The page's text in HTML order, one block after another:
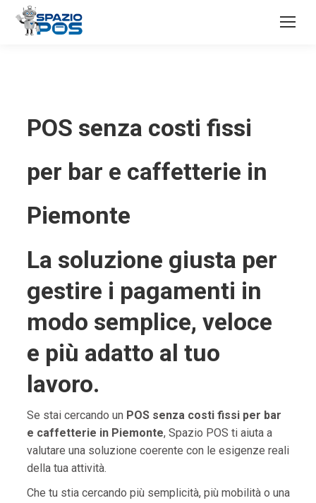
POS senza costi fissi
per bar e caffetterie in
Piemonte
La soluzione giusta per
gestire i pagamenti in
modo semplice, veloce
e più adatto al tuo
lavoro.
Se stai cercando un POS senza costi fissi per bar
e caffetterie in Piemonte, Spazio POS ti aiuta a
valutare una soluzione coerente con le esigenze reali
della tua attività.
Che tu stia cercando più semplicità, più mobilità o una